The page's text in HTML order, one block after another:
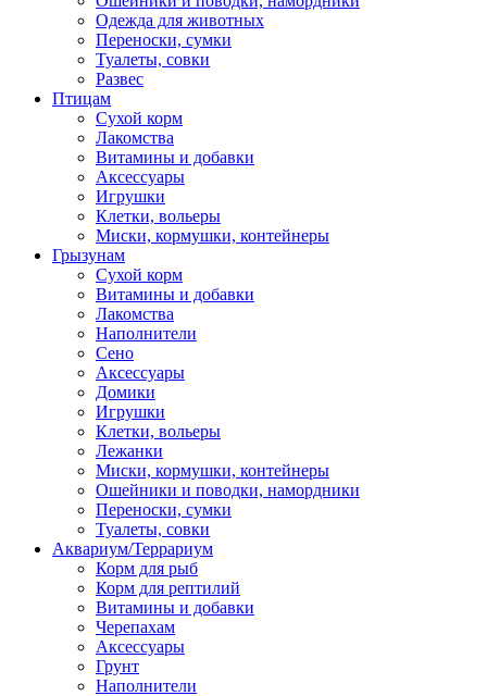
Одежда для животных
Переноски, сумки
Туалеты, совки
Развес
Птицам
Сухой корм
Лакомства
Витамины и добавки
Аксессуары
Игрушки
Клетки, вольеры
Миски, кормушки, контейнеры
Грызунам
Сухой корм
Витамины и добавки
Лакомства
Наполнители
Сено
Аксессуары
Домики
Игрушки
Клетки, вольеры
Лежанки
Миски, кормушки, контейнеры
Ошейники и поводки, намордники
Переноски, сумки
Туалеты, совки
Аквариум/Террариум
Корм для рыб
Корм для рептилий
Витамины и добавки
Черепахам
Аксессуары
Грунт
Наполнители